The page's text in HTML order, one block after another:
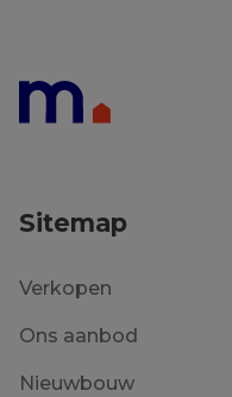
Sitemap
Verkopen
Ons aanbod
Nieuwbouw